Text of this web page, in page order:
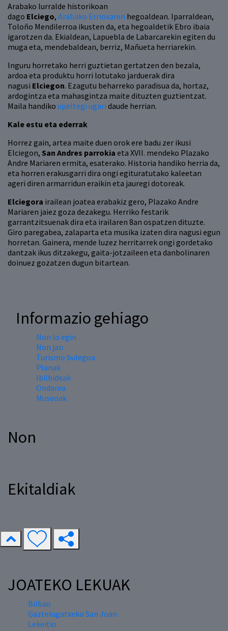
Arabako lurralde historikoan
dago Elciego, Arabako Errioxaren hegoaldean. Iparraldean,
Toloño Mendilerroa ikusten da, eta hegoaldetik Ebro ibaia
igarotzen da. Ekialdean, Lapuebla de Labarcarekin egiten du
muga eta, mendebaldean, berriz, Mañueta herriarekin.
Inguru horretako herri guztietan gertatzen den bezala,
ardoa eta produktu horri lotutako jarduerak dira
nagusi Elciegon. Ezagutu beharreko paradisua da, hortaz,
ardogintza eta mahasgintza maite dituzten guztientzat.
Maila handiko upeltegi ugari daude herrian.
Kale estu eta ederrak
Horrez gain, artea maite duen orok ere badu zer ikusi
Elciegon, San Andres parrokia eta XVII. mendeko Plazako
Andre Mariaren ermita, esaterako. Historia handiko herria da,
eta horren erakusgarri dira ongi egituratutako kaleetan
ageri diren armarridun eraikin eta jauregi dotoreak.
Elciegora irailean joatea erabakiz gero, Plazako Andre
Mariaren jaiez goza dezakegu. Herriko festarik
garrantzitsuenak dira eta irailaren 8an ospatzen dituzte.
Giro paregabea, zalaparta eta musika izaten dira nagusi egun
horretan. Gainera, mende luzez herritarrek ongi gordetako
dantzak ikus ditzakegu, gaita-jotzaileen eta danbolinaren
doinuez gozatzen dugun bitartean.
Informazio gehiago
Non lo egin
Non jan
Turismo bulegoa
Planak
Ibilbideak
Ondarea
Museoak
Non
Ekitaldiak
JOATEKO LEKUAK
Bilbao
Gaztelugatxeko San Joan
Lekeitio